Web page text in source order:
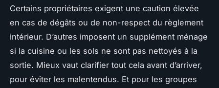
Certains propriétaires exigent une caution élevée
en cas de dégâts ou de non-respect du règlement
intérieur. D’autres imposent un supplément ménage
si la cuisine ou les sols ne sont pas nettoyés à la
sortie. Mieux vaut clarifier tout cela avant d’arriver,
pour éviter les malentendus. Et pour les groupes